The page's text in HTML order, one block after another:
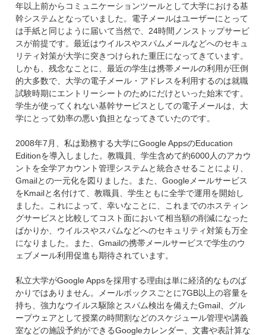
年以上前からコミュニケーションツールとして大学における基
幹システムとなっていました。電子メールはユーザーにとって
は手紙と同じように届いて当然で、24時間ノンストップサービ
スが前提です。最近はウイルスやスパムメールなどへのセキュ
リティ対策が大学に突きつけられた重圧になってきています。
しかも、残念なことに、最近の学生は携帯メールの利用が圧倒
的大多数で、大学の電子メール・アドレスを利用するのは就職
試験時期にエントリーシートのためにだけといった始末です。
学生が使ってくれない基幹サービスとしての電子メールは、大
学にとって効率の悪い負担となってきていたのです。
2008年7月、私は勤務する大学にGoogle AppsのEducation
Editionを導入しました。教職員、学生含めて約6000人のアカウ
ントを全学アカウント管理システムと統合させることにより、
Gmailとの一元化を図りました。また、Googleメールサービス
をKmailと名付けて、教職員、学生ともに全学で運用を開始し
ました。これによって、幸いなことに、これまでのホスティン
グサービスと比較してコスト面において相当額の削減になった
ばかりか、ウイルスやスパムなどへのセキュリティ対策も万全
になりました。また、Gmailの携帯メールサービスで学生のウ
ェブメール利用促進も期待されています。
私立大学がGoogle Appsを採用する理由は単に経済的なものば
かりではありません。メールボックスごとに7GB以上の容量を
持ち、強力なウイルス駆除とスパム検出を備えたGmail、グル
ープウェアとして授業の時間割などのスケジュール管理や講義
室などの施設予約ができるGoogleカレンダー、文書や表計算な